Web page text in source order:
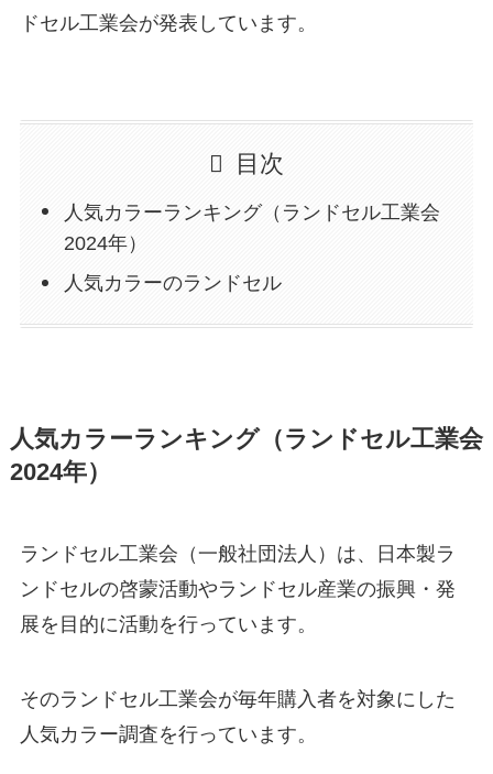
ドセル工業会が発表しています。
目次
人気カラーランキング（ランドセル工業会
2024年）
人気カラーのランドセル
人気カラーランキング（ランドセル工業会
2024年）
ランドセル工業会（一般社団法人）は、日本製ラ
ンドセルの啓蒙活動やランドセル産業の振興・発
展を目的に活動を行っています。
そのランドセル工業会が毎年購入者を対象にした
人気カラー調査を行っています。